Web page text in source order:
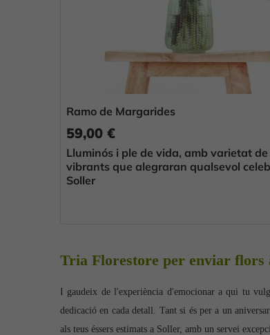
Ramo de Margarides
59,00 €
Lluminós i ple de vida, amb varietat de
vibrants que alegraran qualsevol
Soller
Tria Florestore per enviar flors
I gaudeix de l'experiència d'emocionar a qui tu
dedicació en cada detall. Tant si és per a un
als teus éssers estimats a Soller, amb un servei